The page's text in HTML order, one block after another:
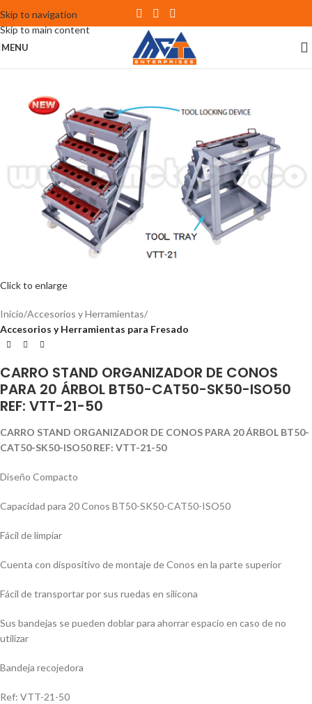
Skip to navigation
Skip to main content
MENU
Click to enlarge
Inicio Accesorios y Herramientas
Accesorios y Herramientas para Fresado
CARRO STAND ORGANIZADOR DE CONOS
PARA 20 ÁRBOL BT50-CAT50-SK50-ISO50
REF: VTT-21-50
CARRO STAND ORGANIZADOR DE CONOS PARA 20 ÁRBOL BT50-
CAT50-SK50-ISO50 REF: VTT-21-50
Diseño Compacto
Capacidad para 20 Conos BT50-SK50-CAT50-ISO50
Fácil de limpiar
Cuenta con dispositivo de montaje de Conos en la parte superior
Fácil de transportar por sus ruedas en silicona
Sus bandejas se pueden doblar para ahorrar espacio en caso de no
utilizar
Bandeja recojedora
Ref: VTT-21-50